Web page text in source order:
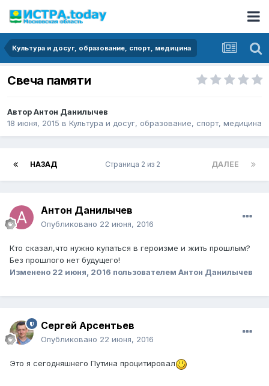
Культура и досуг, образование, спорт, медицина
Свеча памяти
АвторАнтон Данилычев
18 июня, 2015 в Культура и досуг, образование, спорт, медицина
НАЗАД ДАЛЕЕ
Страница 2 из 2
Антон Данилычев
Опубликовано 22 июня, 2016
Кто сказал,что нужно купаться в героизме и жить прошлым?
Без прошлого нет будущего!
Изменено 22 июня, 2016 пользователем Антон Данилычев
Сергей Арсентьев
Опубликовано 22 июня, 2016
Это я сегодняшнего Путина процитировал